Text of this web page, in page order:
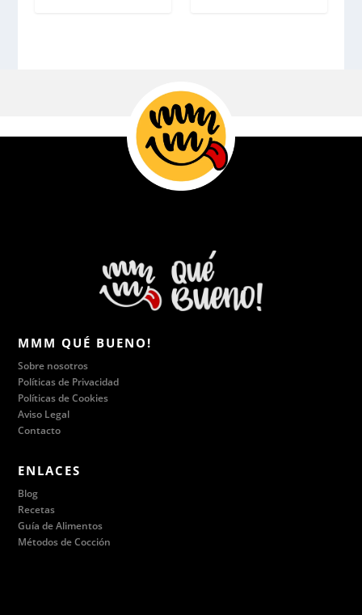
MMM QUÉ BUENO!
Sobre nosotros
Políticas de Privacidad
Políticas de Cookies
Aviso Legal
Contacto
ENLACES
Blog
Recetas
Guía de Alimentos
Métodos de Cocción